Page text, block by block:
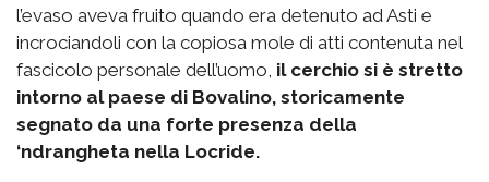
l’evaso aveva fruito quando era detenuto ad Asti e
incrociandoli con la copiosa mole di atti contenuta nel
fascicolo personale dell’uomo, il cerchio si è stretto
intorno al paese di Bovalino, storicamente
segnato da una forte presenza della
‘ndrangheta nella Locride.